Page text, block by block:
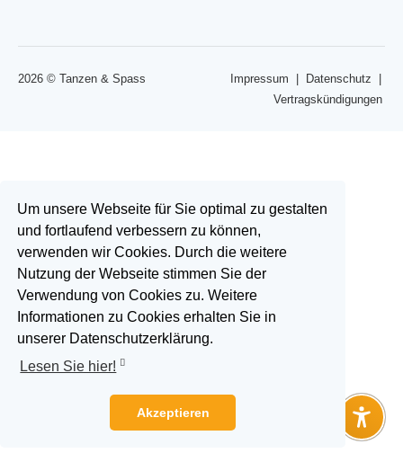
Um unsere Webseite für Sie optimal zu gestalten
und fortlaufend verbessern zu können,
verwenden wir Cookies. Durch die weitere
Nutzung der Webseite stimmen Sie der
Verwendung von Cookies zu. Weitere
Informationen zu Cookies erhalten Sie in
unserer Datenschutzerklärung.
Lesen Sie hier!
Akzeptieren
2026 © Tanzen & Spass Impressum Datenschutz
Vertragskündigungen